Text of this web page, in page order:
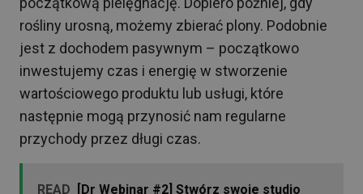
rośliny urosną, możemy zbierać plony. Podobnie
jest z dochodem pasywnym – początkowo
inwestujemy czas i energię w stworzenie
wartościowego produktu lub usługi, które
następnie mogą przynosić nam regularne
przychody przez długi czas.
READ
[Dr Webinar #2] Stwórz swoje studio